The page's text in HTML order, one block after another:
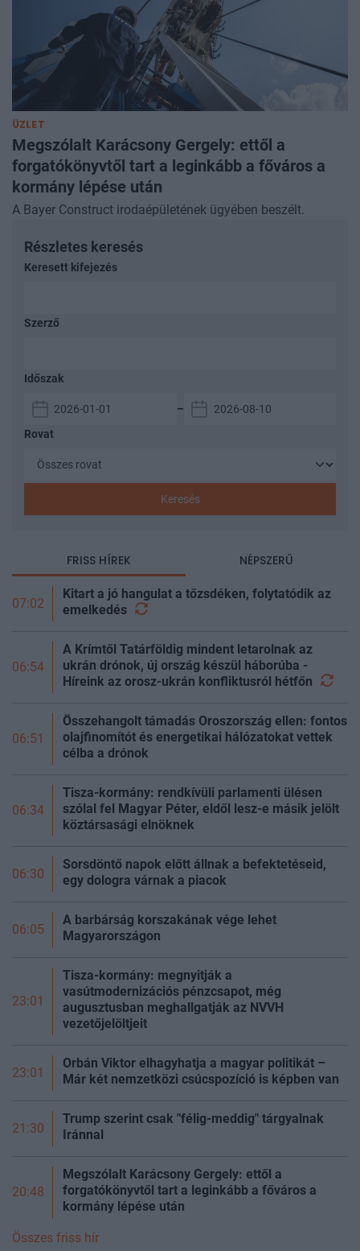
ÜZLET
Megszólalt Karácsony Gergely: ettől a
forgatókönyvtől tart a leginkább a főváros a
kormány lépése után
A Bayer Construct irodaépületének ügyében beszélt.
Részletes keresés
Keresett kifejezés
Szerző
Időszak
–
Rovat
Keresés
FRISS HÍREK NÉPSZERŰ
07:02
Kitart a jó hangulat a tőzsdéken, folytatódik az
emelkedés
06:54
A Krímtől Tatárföldig mindent letarolnak az
ukrán drónok, új ország készül háborúba -
Híreink az orosz-ukrán konfliktusról hétfőn
06:51
Összehangolt támadás Oroszország ellen: fontos
olajfinomítót és energetikai hálózatokat vettek
célba a drónok
06:34
Tisza-kormány: rendkívüli parlamenti ülésen
szólal fel Magyar Péter, eldől lesz-e másik jelölt
köztársasági elnöknek
06:30
Sorsdöntő napok előtt állnak a befektetéseid,
egy dologra várnak a piacok
06:05
A barbárság korszakának vége lehet
Magyarországon
23:01
Tisza-kormány: megnyitják a
vasútmodernizációs pénzcsapot, még
augusztusban meghallgatják az NVVH
vezetőjelöltjeit
23:01
Orbán Viktor elhagyhatja a magyar politikát –
Már két nemzetközi csúcspozíció is képben van
21:30
Trump szerint csak "félig-meddig" tárgyalnak
Iránnal
20:48
Megszólalt Karácsony Gergely: ettől a
forgatókönyvtől tart a leginkább a főváros a
kormány lépése után
Összes friss hír